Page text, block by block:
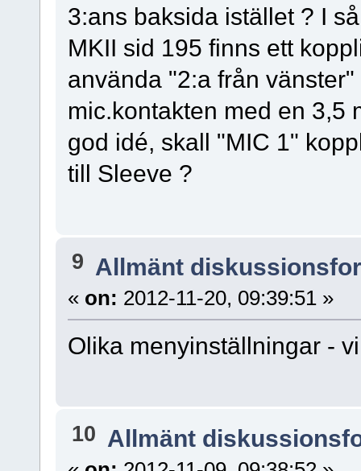
3:ans baksida istället ? I
MKII sid 195 finns ett
använda "2:a från
mic.kontakten med en 3,5
god idé, skall "MIC 1"
till Sleeve ?
9 Allmänt
« on: 2012-11-20, 09:39:51 »
Olika menyinställningar -
10 Allmänt